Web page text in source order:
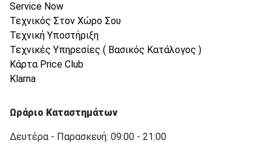
Service Now
Τεχνικός Στον Χώρο Σου
Τεχνική Υποστήριξη
Τεχνικές Υπηρεσίες ( Βασικός Κατάλογος )
Κάρτα Price Club
Klarna
Ωράριο Καταστημάτων
Δευτέρα - Παρασκευή: 09:00 - 21:00